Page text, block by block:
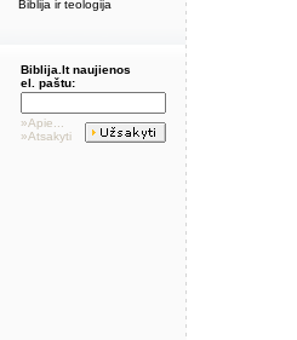
Biblija ir teologija
Biblija.lt naujienos
el. paštu:
»Apie...
»Atsakyti